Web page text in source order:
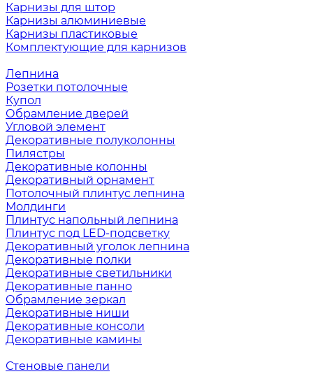
Карнизы для штор
Карнизы алюминиевые
Карнизы пластиковые
Комплектующие для карнизов
Лепнина
Розетки потолочные
Купол
Обрамление дверей
Угловой элемент
Декоративные полуколонны
Пилястры
Декоративные колонны
Декоративный орнамент
Потолочный плинтус лепнина
Молдинги
Плинтус напольный лепнина
Плинтус под LED-подсветку
Декоративный уголок лепнина
Декоративные полки
Декоративные светильники
Декоративные панно
Обрамление зеркал
Декоративные ниши
Декоративные консоли
Декоративные камины
Стеновые панели